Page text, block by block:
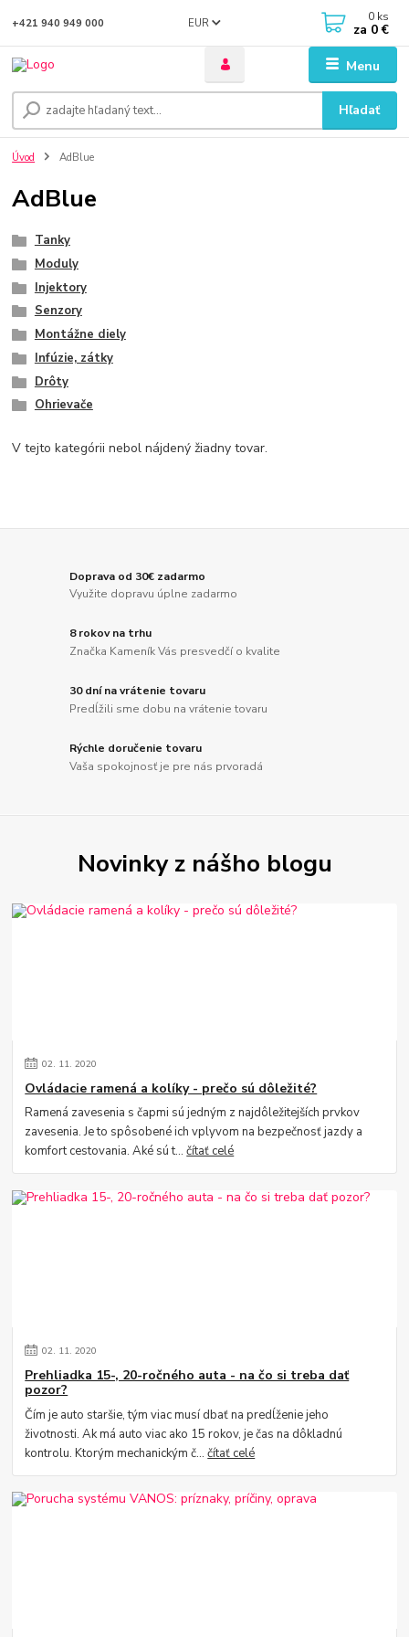
Menu
EUR
Hľadať
+421 940 949 000 0 ks
za 0 €
Úvod AdBlue
AdBlue
Tanky
Moduly
Injektory
Senzory
Montážne diely
Infúzie, zátky
Drôty
Ohrievače
V tejto kategórii nebol nájdený žiadny tovar.
Doprava od 30€ zadarmo
Využite dopravu úplne zadarmo
8 rokov na trhu
Značka Kameník Vás presvedčí o kvalite
30 dní na vrátenie tovaru
Predĺžili sme dobu na vrátenie tovaru
Rýchle doručenie tovaru
Vaša spokojnosť je pre nás prvoradá
Novinky z nášho blogu
02. 11. 2020
Ovládacie ramená a kolíky - prečo sú dôležité?
Ramená zavesenia s čapmi sú jedným z najdôležitejších prvkov
zavesenia. Je to spôsobené ich vplyvom na bezpečnosť jazdy a
komfort cestovania. Aké sú t...čítať celé
02. 11. 2020
Prehliadka 15-, 20-ročného auta - na čo si treba dať
pozor?
Čím je auto staršie, tým viac musí dbať na predĺženie jeho
životnosti. Ak má auto viac ako 15 rokov, je čas na dôkladnú
kontrolu. Ktorým mechanickým č...čítať celé